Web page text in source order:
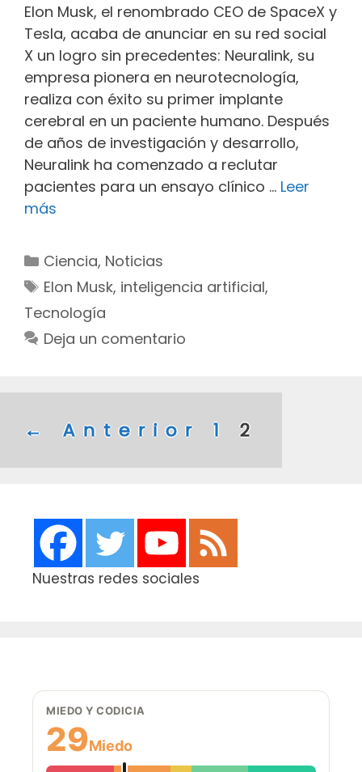
Elon Musk, el renombrado CEO de SpaceX y
Tesla, acaba de anunciar en su red social
X un logro sin precedentes: Neuralink, su
empresa pionera en neurotecnología,
realiza con éxito su primer implante
cerebral en un paciente humano. Después
de años de investigación y desarrollo,
Neuralink ha comenzado a reclutar
pacientes para un ensayo clínico … Leer
más
rompe
barreras:
Primer
implante
cerebral
en
Categorías
Ciencia, Noticias
Etiquetas
Elon Musk, inteligencia artificial,
Tecnología
Deja un comentario
Navegación
← Anterior 1 2
Nuestras redes sociales
MIEDO Y CODICIA
29Miedo